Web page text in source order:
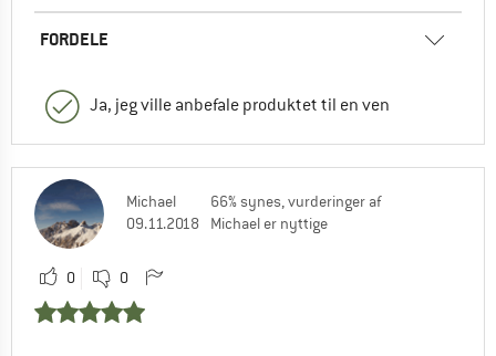
FORDELE
Ja, jeg ville anbefale produktet til en ven
Michael
09.11.2018
66% synes, vurderinger af
Michael er nyttige
0 0